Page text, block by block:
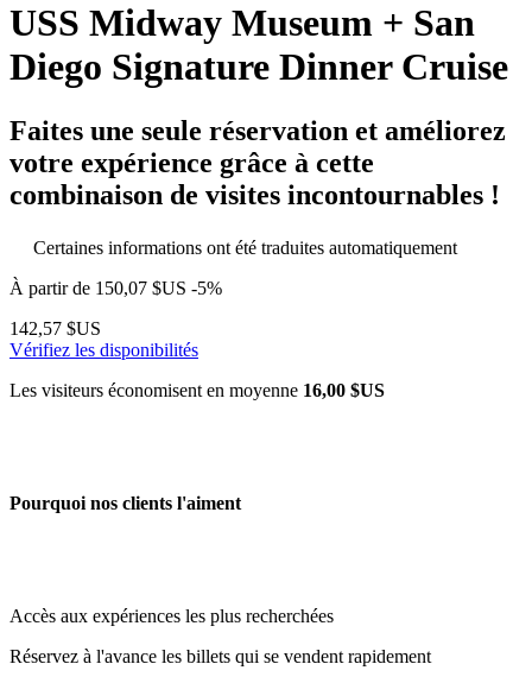
USS Midway Museum + San
Diego Signature Dinner Cruise
Faites une seule réservation et améliorez
votre expérience grâce à cette
combinaison de visites incontournables !
Certaines informations ont été traduites automatiquement
À partir de 150,07 $US -5%
142,57 $US
Vérifiez les disponibilités
Les visiteurs économisent en moyenne 16,00 $US
Pourquoi nos clients l'aiment
Accès aux expériences les plus recherchées
Réservez à l'avance les billets qui se vendent rapidement